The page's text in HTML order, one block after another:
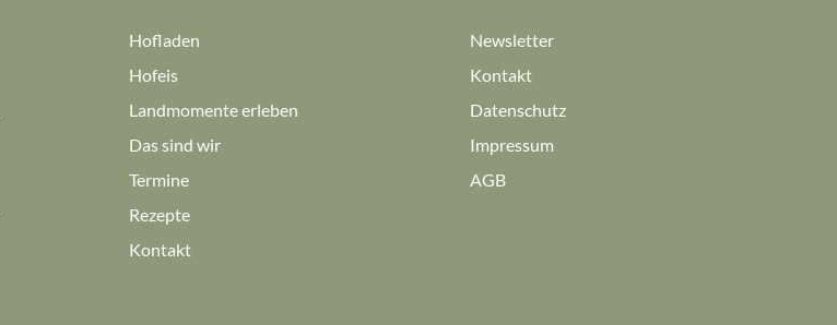
Hofladen
Hofeis
Landmomente erleben
Das sind wir
Termine
Rezepte
Kontakt
Newsletter
Kontakt
Datenschutz
Impressum
AGB